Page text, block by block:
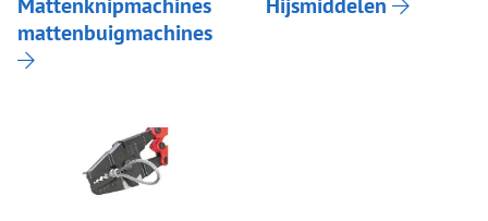
Mattenknipmachines
mattenbuigmachines
Hijsmiddelen